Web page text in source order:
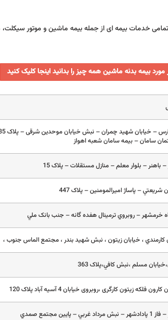
خدمات بیمه ای از جمله بیمه ماشین و موتور
بیمه بدنه ماشین همه چیز را بدانید اینجا کلیک کنید
سامان – بیمه سامان شعبه اهواز
– باهنر – بلوار معلم – منازل مستقلات – پلاک 15
شريعتي – پاساژ اميرالمومنين – پلاک 447
خرمشهر – روبروي ترمينال هفده گانه – جنب بانک ملي
کارمندي ، خيابان زيتون ، نبش شهيد بندر ، مجتمع الماس جنوب ،
مسلم ،نبش کافي،پلاک 363
فلکه زیتون کارگری ،روبروی خیابان 4 آسیه آباد پلاک 120
غربي – پايين مجتمع صمدي